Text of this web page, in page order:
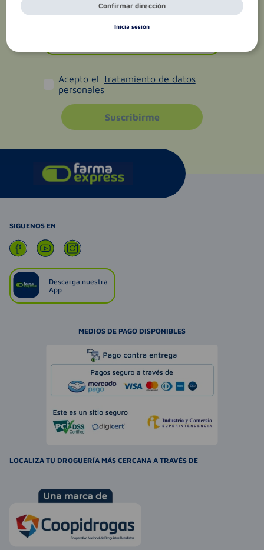
Acepto el tratamiento de datos
personales
Suscribirme
SIGUENOS EN
Descarga nuestra
App
MEDIOS DE PAGO DISPONIBLES
LOCALIZA TU DROGUERÍA MÁS CERCANA A TRAVÉS DE
Confirmar dirección
Inicia sesión